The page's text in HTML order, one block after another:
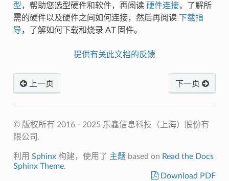
型，帮助您选型硬件和软件，再阅读 硬件连接，了解所
需的硬件以及硬件之间如何连接，然后再阅读
下载指
导，了解如何下载和烧录 AT 固件。
提供有关此文档的反馈
上一页 下一页
© 版权所有 2016 - 2025 乐鑫信息科技（上海）股份有
限公司.
利用 Sphinx构建，使用了 主题 based on Read the Docs
Sphinx Theme.
Download PDF